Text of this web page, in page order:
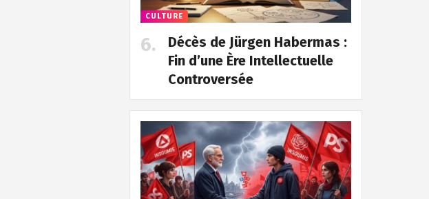
CULTURE
Décès de Jürgen Habermas :
Fin d’une Ère Intellectuelle
Controversée